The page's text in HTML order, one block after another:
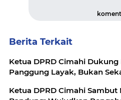
Berita Terkait
Ketua DPRD Cimahi Dukung
Panggung Layak, Bukan
Ketua DPRD Cimahi Sambut